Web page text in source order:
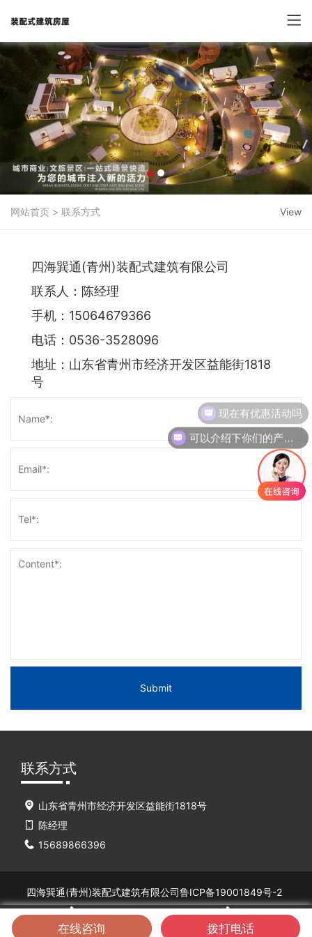
网站首页 > 联系方式 View
四海巽通(青州)装配式建筑有限公司
联系人：陈经理
手机：15064679366
电话：0536-3528096
地址：山东省青州市经济开发区益能街1818
号
Submit
联系方式
山东省青州市经济开发区益能街1818号
陈经理
15689866396
四海巽通(青州)装配式建筑有限公司鲁ICP备19001849号-2
可以介绍下你们的产品么
现在有优惠活动吗
在线咨询 拨打电话